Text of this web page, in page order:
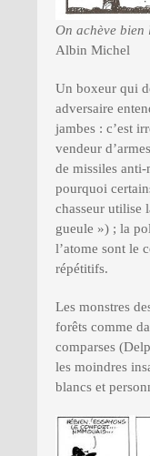
On achève bien
Albin Michel
Un boxeur qui
adversaire
jambes : c’est
vendeur
de missiles anti-
pourquoi
chasseur utilise
gueule ») ; la
l’atome sont le
répétitifs.
Les monstres
forêts comme
comparses
les moindres
blancs et